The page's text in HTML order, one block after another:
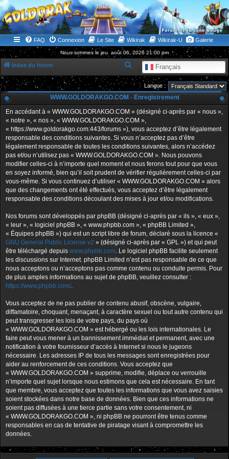
WWW.GOLDORAKGO.COM
le site de la Lune Rouge
FAQ Connexion Le Site Wikirak Wikirak-U Galerie
Nous sommes le jeu. août 06, 2026 21:00 pm
Index du forum Français
e
c
h
e
c
h
e
r
Langue :
WWW.GOLDORAKGO.COM - Enregistrement
En accédant à « WWW.GOLDORAKGO.COM » (désigné ci-après par « nous »,
« notre », « nos », « WWW.GOLDORAKGO.COM »,
« https://www.goldorakgo.com:443/forums »), vous acceptez d’être légalement
responsable des conditions suivantes. Si vous n’acceptez pas d’être
légalement responsable de toutes les conditions suivantes, alors n’accédez
pas et/ou n’utilisez pas « WWW.GOLDORAKGO.COM ». Nous pouvons
modifier celles-ci à n’importe quel moment et nous ferons tout pour que vous
en soyez informé, bien qu’il soit prudent de vérifier régulièrement celles-ci par
vous-même. Si vous continuez d’utiliser « WWW.GOLDORAKGO.COM » alors
que des changements ont été effectués, vous acceptez d’être légalement
responsable des conditions découlant des mises à jour et/ou modifications.
Nos forums sont développés par phpBB (désigné ci-après par « ils », « eux »,
« leur », « logiciel phpBB », « www.phpbb.com », « phpBB Limited »,
« Équipes phpBB ») qui est un script libre de forum, déclaré sous la licence «
GNU General Public License v2 » (désigné ci-après par « GPL ») et qui peut
être téléchargé depuis www.phpbb.com. Le logiciel phpBB facilite seulement
les discussions sur Internet. phpBB Limited n’est pas responsable de ce que
nous acceptons ou n’acceptons pas comme contenu ou conduite permis. Pour
de plus amples informations au sujet de phpBB, veuillez consulter :
https://www.phpbb.com/.
Vous acceptez de ne pas publier de contenu abusif, obscène, vulgaire,
diffamatoire, choquant, menaçant, à caractère sexuel ou tout autre contenu qui
peut transgresser les lois de votre pays, du pays où
« WWW.GOLDORAKGO.COM » est hébergé ou les lois internationales. Le
faire peut vous mener à un bannissement immédiat et permanent, avec une
notification à votre fournisseur d’accès à Internet si nous le jugeons
nécessaire. Les adresses IP de tous les messages sont enregistrées pour
aider au renforcement de ces conditions. Vous acceptez que
« WWW.GOLDORAKGO.COM » supprime, modifie, déplace ou verrouille
n’importe quel sujet lorsque nous estimons que cela est nécessaire. En tant
que membre, vous acceptez que toutes les informations que vous avez saisies
soient stockées dans notre base de données. Bien que ces informations ne
soient pas diffusées à une tierce partie sans votre consentement, ni
« WWW.GOLDORAKGO.COM », ni phpBB ne pourront être tenus comme
responsables en cas de tentative de piratage visant à compromettre les
données.